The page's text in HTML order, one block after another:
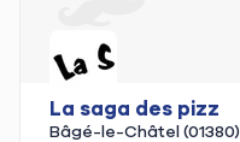
La saga des pizz
Bâgé-le-Châtel (01380)